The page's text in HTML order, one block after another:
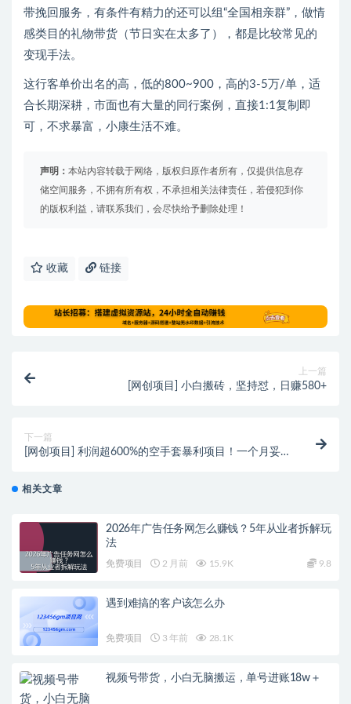
带挽回服务，有条件有精力的还可以组“全国相亲群”，做情
感类目的礼物带货（节日实在太多了），都是比较常见的
变现手法。
这行客单价出名的高，低的800~900，高的3-5万/单，适
合长期深耕，市面也有大量的同行案例，直接1:1复制即
可，不求暴富，小康生活不难。
声明： 本站内容转载于网络，版权归原作者所有，仅提供信息存
储空间服务，不拥有所有权，不承担相关法律责任，若侵犯到你
的版权利益，请联系我们，会尽快给予删除处理！
收藏 链接
上一篇
[网创项目] 小白搬砖，坚持怼，日赚580+
下一篇
[网创项目] 利润超600%的空手套暴利项目！一个月妥
相关文章
2026年广告任务网怎么赚钱？5年从业者拆解玩
法
免费项目 2 月前 15.9K 9.8
遇到难搞的客户该怎么办
免费项目 3 年前 28.1K
视频号带货，小白无脑搬运，单号进账18w＋